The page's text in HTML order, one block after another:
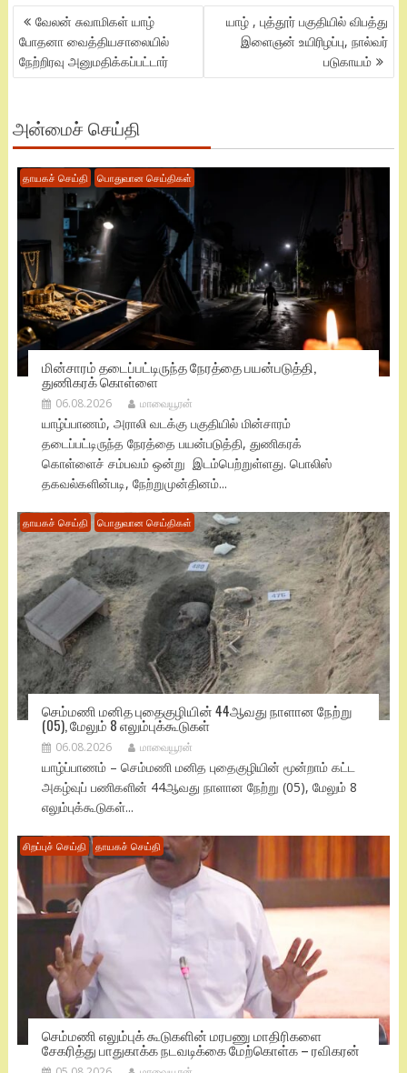
POST
NAVIGATION
வேலன் சுவாமிகள் யாழ்
போதனா வைத்தியசாலையில்
நேற்றிரவு அனுமதிக்கப்பட்டார்
யாழ் , புத்தூர் பகுதியில் விபத்து
இளைஞன் உயிரிழப்பு, நால்வர்
படுகாயம்
அன்மைச் செய்தி
தாயகச் செய்தி பொதுவான செய்திகள்
மின்சாரம் தடைப்பட்டிருந்த நேரத்தை பயன்படுத்தி,
துணிகரக் கொள்ளை
06.08.2026 மாவையூரன்
யாழ்ப்பாணம், அராலி வடக்கு பகுதியில் மின்சாரம்
தடைப்பட்டிருந்த நேரத்தை பயன்படுத்தி, துணிகரக்
கொள்ளைச் சம்பவம் ஒன்று இடம்பெற்றுள்ளது. பொலிஸ்
தகவல்களின்படி, நேற்றுமுன்தினம்...
தாயகச் செய்தி பொதுவான செய்திகள்
செம்மணி மனித புதைகுழியின் 44ஆவது நாளான நேற்று
(05), மேலும் 8 எலும்புக்கூடுகள்
06.08.2026 மாவையூரன்
யாழ்ப்பாணம் – செம்மணி மனித புதைகுழியின் மூன்றாம் கட்ட
அகழ்வுப் பணிகளின் 44ஆவது நாளான நேற்று (05), மேலும் 8
எலும்புக்கூடுகள்...
சிறப்புச் செய்தி தாயகச் செய்தி
செம்மணி எலும்புக் கூடுகளின் மரபணு மாதிரிகளை
சேகரித்து பாதுகாக்க நடவடிக்கை மேற்கொள்க – ரவிகரன்